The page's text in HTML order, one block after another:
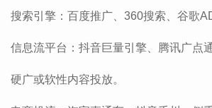
搜索引擎‌：百度推广、360搜索、谷歌
信息流平台‌：抖音巨量引擎、腾讯广点
硬广或软性内容投放。